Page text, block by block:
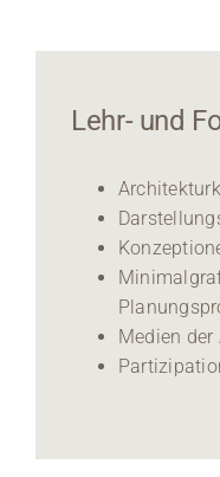
Lehr- und
Medien